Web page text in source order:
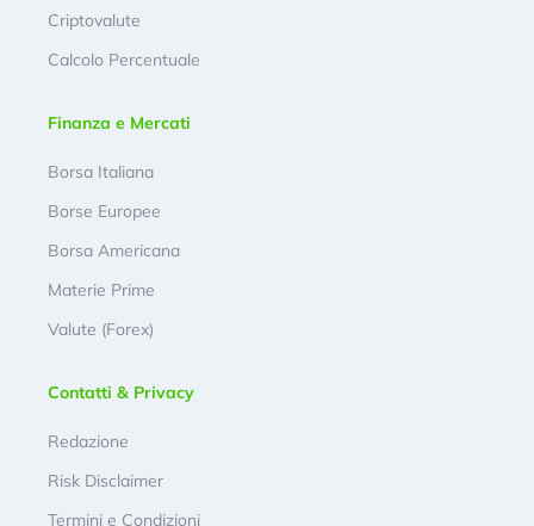
Criptovalute
Calcolo Percentuale
Finanza e Mercati
Borsa Italiana
Borse Europee
Borsa Americana
Materie Prime
Valute (Forex)
Contatti & Privacy
Redazione
Risk Disclaimer
Termini e Condizioni